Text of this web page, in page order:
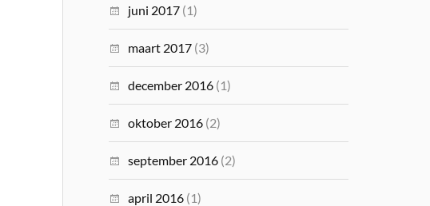
juni 2017 (1)
maart 2017 (3)
december 2016 (1)
oktober 2016 (2)
september 2016 (2)
april 2016 (1)